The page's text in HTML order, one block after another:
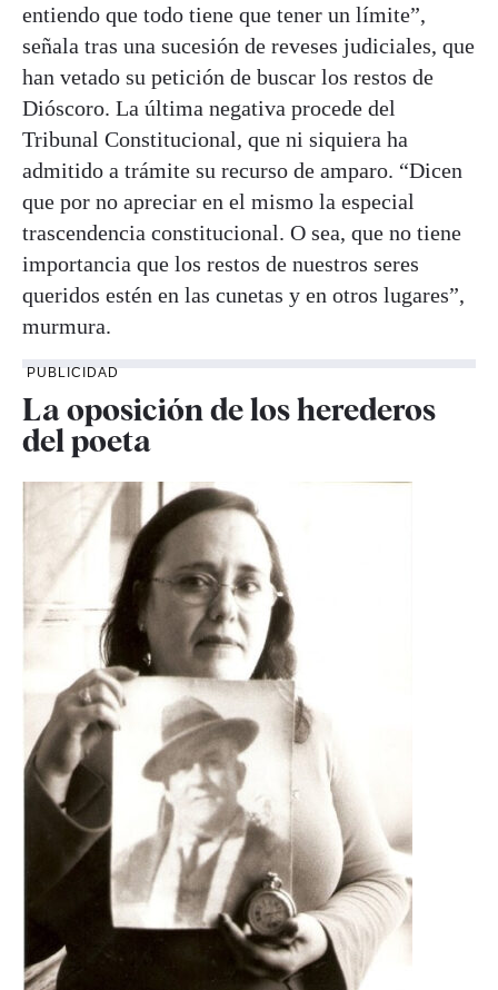
entiendo que todo tiene que tener un límite”,
señala tras una sucesión de reveses judiciales, que
han vetado su petición de buscar los restos de
Dióscoro. La última negativa procede del
Tribunal Constitucional, que ni siquiera ha
admitido a trámite su recurso de amparo. “Dicen
que por no apreciar en el mismo la especial
trascendencia constitucional. O sea, que no tiene
importancia que los restos de nuestros seres
queridos estén en las cunetas y en otros lugares”,
murmura.
PUBLICIDAD
La oposición de los herederos
del poeta